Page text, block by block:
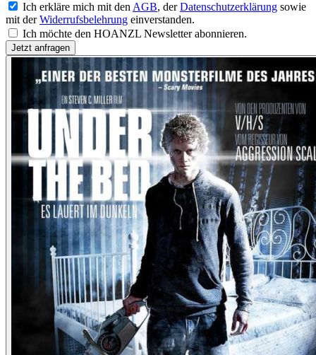
Ich erkläre mich mit den AGB, derDatenschutzerklärung sowie
mit derWiderrufsbelehrung einverstanden.
Ich möchte den HOANZL Newsletter abonnieren.